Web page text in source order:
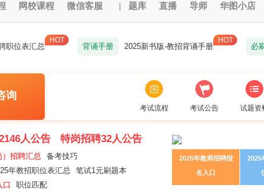
网校课程 微信客服 | 题库 直播 导师 华图小店
职位表汇总 背诵手册 2025新书版-教招背诵手册 必
询
考试流程 考试公告 试题资
2025年教师招聘报
名入口
2025
人公告 特岗招聘32人公告
招聘汇总
备考技巧
年教招职位表汇总
笔试1元刷题本
口
职位匹配